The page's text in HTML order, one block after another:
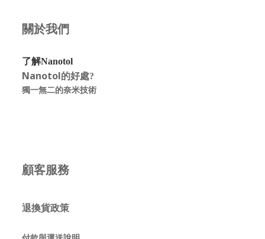
關於我們
了解Nanotol
Nanotol的好處?
獨一無二的奈米技術
顧客服務
退換貨政策